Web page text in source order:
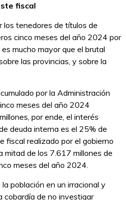
fiscal
los tenedores de títulos de
cinco meses del año 2024 por
mucho mayor que el brutal
las provincias, y sobre la
por la Administración
meses del año 2024
por ende, el interés
deuda interna es el 25% de
fiscal realizado por el gobierno
mitad de los 7.617 millones de
meses del año 2024.
población en un irracional y
cobardía de no investigar